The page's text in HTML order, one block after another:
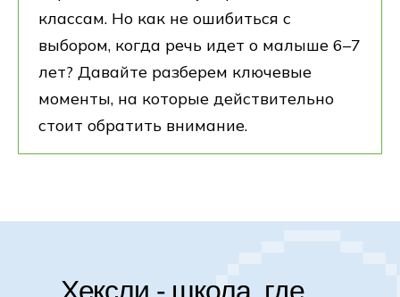
классам. Но как не ошибиться с
выбором, когда речь идет о малыше 6–7
лет? Давайте разберем ключевые
моменты, на которые действительно
стоит обратить внимание.
1–11 классы полного дня
осваивал технологии как родной язык
Хексли - школа, где
относятся
серьезно